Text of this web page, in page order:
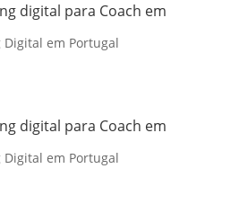
digital para Coach em
em Portugal
digital para Coach em
em Portugal